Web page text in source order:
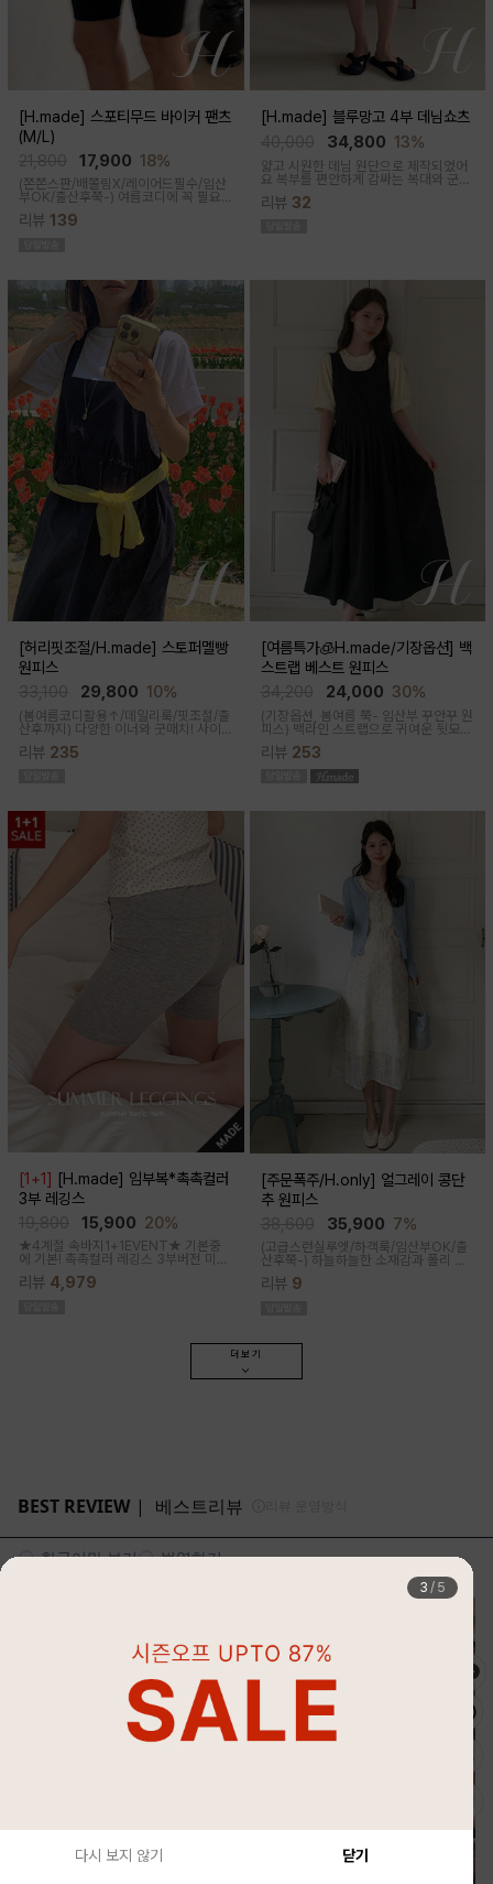
[H.made] 스포티무드 바이커 팬츠
(M/L)
17,900 18%
(쫀쫀스판/배쫄림X/레이어드필수/임산
부OK/출산후쭉-) 여름코디에 꼭 필요
츠!쫀쫀한 다리라인과 배부분은 부드럽
리뷰 139
[H.made] 블루망고 4부 데님쇼츠
34,800 13%
얇고 시원한 데님 원단으로 제작되었어
요 복부를 편안하게 감싸는 복대와 군살
스티치로 실용성과 포인트를 더했어요
리뷰 32
[허리핏조절/H.made] 스토퍼멜빵
원피스
29,800 10%
(봄여름코디활용↑/데일리룩/핏조절/출
산후까지) 다양한 이너와 굿매치! 사이
드 스토퍼로 출산전후 예쁜핏 완성되는
캐쥬얼한 무드의 뷔스티에 원피스에요
리뷰 235
[여름특가🧊H.made/기장옵션] 백
스트랩 베스트 원피스
24,000 30%
(기장옵션, 봄여름 쭉- 임산부 꾸안꾸 원
피스) 백라인 스트랩으로 귀여운 뒷모습
으로 연출해주는 기특한 원피스, 바스락
한 소재로 착용감이 가벼워요
리뷰 253
[1+1] [H.made] 임부복*촉촉컬러
3부 레깅스
15,900 20%
★4계절 속바지1+1EVENT★ 기본중
에 기본! 촉촉컬러 레깅스 3부버전 미니
원피스나 스커트안에 쏙~사계절 내내
필수템인 3부 속바지쫀쫀한 신축성으로
리뷰 4,979
[주문폭주/H.only] 얼그레이 콩단
추 원피스
35,900 7%
(고급스런실루엣/하객룩/임산부OK/출
산후쭉-) 하늘하늘한 소재감과 폴리 원
단의 부드러운 터치감으로 걸을때마다
우아하고 A라인으로 롱하게 떨어지는
리뷰 9
더보기
4 / 5
다시 보지 않기 닫기